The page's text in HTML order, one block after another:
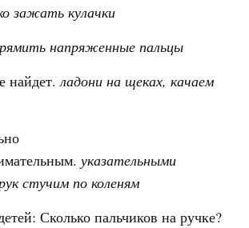
зажать кулачки
напряженные пальцы
найдет.ладони на щеках, качаем
указательными
стучим по коленям
Сколько пальчиков на ручке?